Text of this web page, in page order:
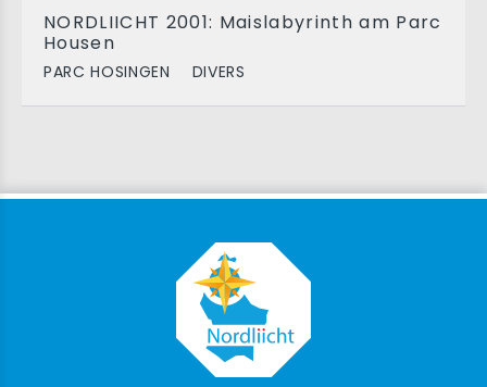
NORDLIICHT 2001: Maislabyrinth am Parc
Housen
PARC HOSINGEN DIVERS